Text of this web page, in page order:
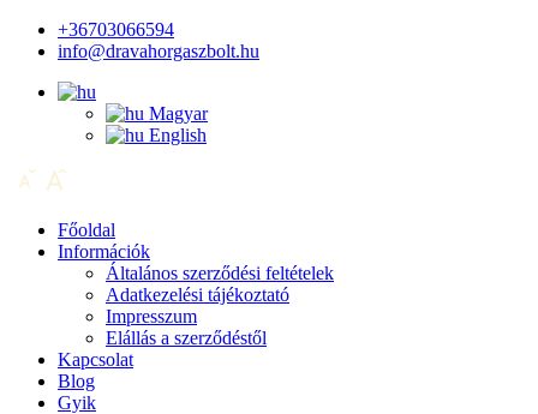
+36703066594
info@dravahorgaszbolt.hu
Magyar
English
Főoldal
Információk
Általános szerződési feltételek
Adatkezelési tájékoztató
Impresszum
Elállás a szerződéstől
Kapcsolat
Blog
Gyik